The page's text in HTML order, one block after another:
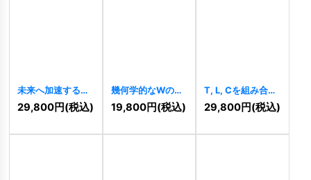
未来へ加速する情
熱のLロゴ[7905 ]
29,800円(税込)
幾何学的なWのロ
ゴ[ 7634]
19,800円(税込)
T, L, Cを組み合わ
せたモダンロゴ
7625]
29,800円(税込)